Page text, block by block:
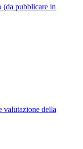
(da pubblicare in
valutazione della